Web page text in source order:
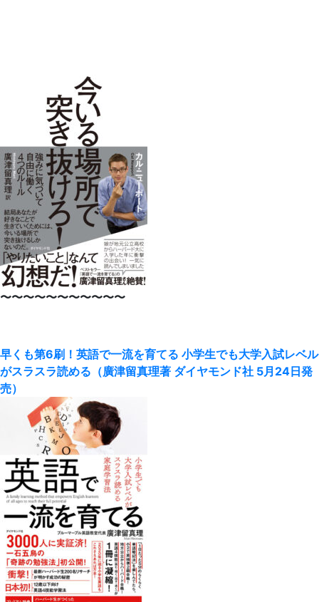
〜〜〜〜〜〜〜〜〜〜〜
早くも第6刷！英語で一流を育てる 小学生でも大学入試レベル
がスラスラ読める（廣津留真理著 ダイヤモンド社 5月24日発
売）